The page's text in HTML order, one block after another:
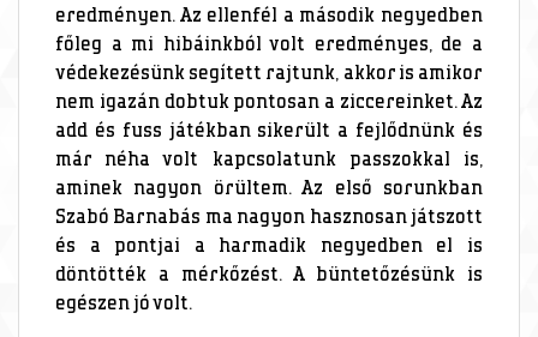
eredményen. Az ellenfél a második negyedben
főleg a mi hibáinkból volt eredményes, de a
védekezésünk segített rajtunk, akkor is amikor
nem igazán dobtuk pontosan a ziccereinket. Az
add és fuss játékban sikerült a fejlődnünk és
már néha volt kapcsolatunk passzokkal is,
aminek nagyon örültem. Az első sorunkban
Szabó Barnabás ma nagyon hasznosan játszott
és a pontjai a harmadik negyedben el is
döntötték a mérkőzést. A büntetőzésünk is
egészen jó volt.